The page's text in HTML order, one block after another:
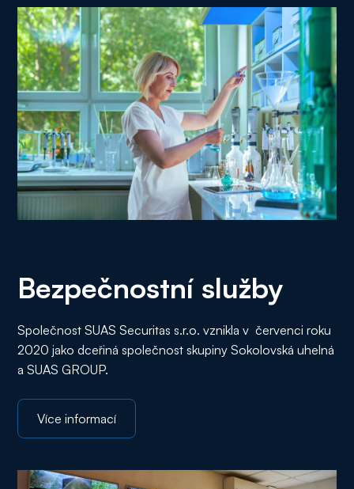
Bezpečnostní služby
Společnost SUAS Securitas s.r.o. vznikla v červenci roku
2020 jako dceřiná společnost skupiny Sokolovská uhelná
a SUAS GROUP.
Více informací